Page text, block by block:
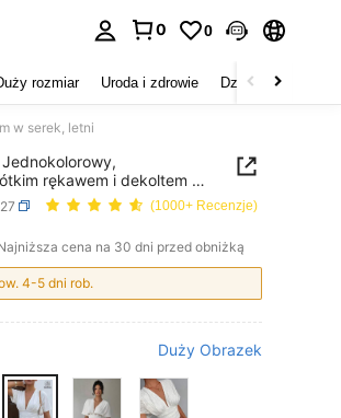
0 0
rozmiar Uroda i zdrowie Dzieci
w serek, letni
rękawem i dekoltem w
(1000+ Recenzje)
cena na 30 dni przed obniżką
4-5 dni rob.
Duży Obrazek